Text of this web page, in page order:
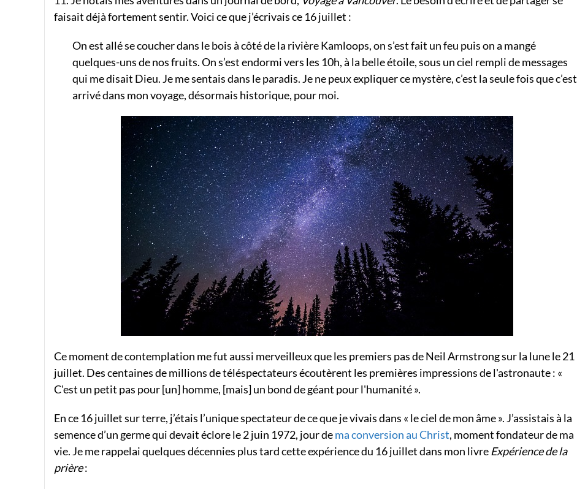
faisait déjà fortement sentir. Voici ce que j’écrivais ce 16 juillet :
On est allé se coucher dans le bois à côté de la rivière Kamloops, on s’est fait un feu puis on a mangé
quelques-uns de nos fruits. On s’est endormi vers les 10h, à la belle étoile, sous un ciel rempli de messages
qui me disait Dieu. Je me sentais dans le paradis. Je ne peux expliquer ce mystère, c’est la seule fois que c’est
arrivé dans mon voyage, désormais historique, pour moi.
Ce moment de contemplation me fut aussi merveilleux que les premiers pas de Neil Armstrong sur la lune le 21
juillet. Des centaines de millions de téléspectateurs écoutèrent les premières impressions de l'astronaute : «
C'est un petit pas pour [un] homme, [mais] un bond de géant pour l'humanité ».
En ce 16 juillet sur terre, j’étais l’unique spectateur de ce que je vivais dans « le ciel de mon âme ». J’assistais à la
semence d’un germe qui devait éclore le 2 juin 1972, jour dema conversion au Christ, moment fondateur de ma
vie. Je me rappelai quelques décennies plus tard cette expérience du 16 juillet dans mon livreExpérience de la
prière: